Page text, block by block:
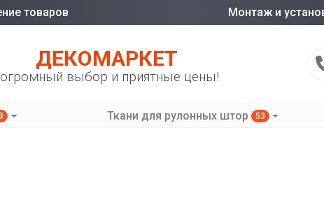
товаров Монтаж и
ДЕКОМАРКЕТ
огромный выбор и приятные цены!
Ткани для рулонных штор 53